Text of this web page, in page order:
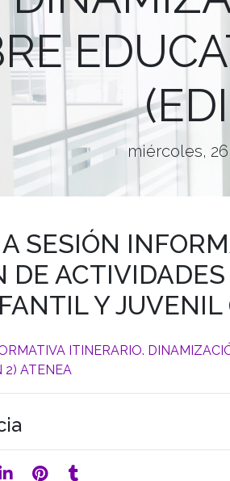
miércoles,
SESIÓN
DE
Y
ITINERARIO.
2) ATENEA